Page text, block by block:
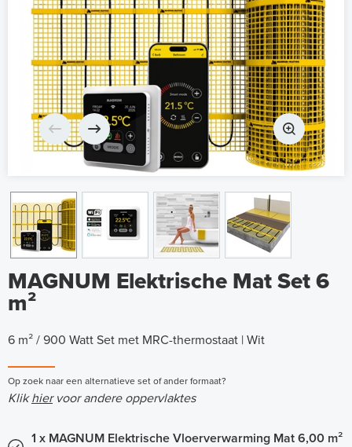
MAGNUM Elektrische Mat Set 6
m²
6 m² / 900 Watt Set met MRC-thermostaat | Wit
Op zoek naar een alternatieve set of ander formaat?
Klikhiervoor andere oppervlaktes
1 x MAGNUM Elektrische Vloerverwarming Mat 6,00 m²